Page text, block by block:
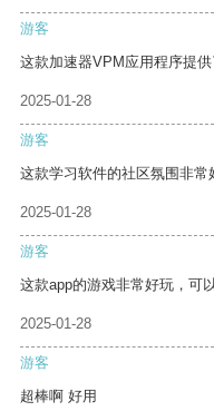
游客
这款加速器VPM应用程序提供
2025-01-28
游客
这款学习软件的社区氛围非常
2025-01-28
游客
这款app的游戏非常好玩，可
2025-01-28
游客
超棒啊 好用